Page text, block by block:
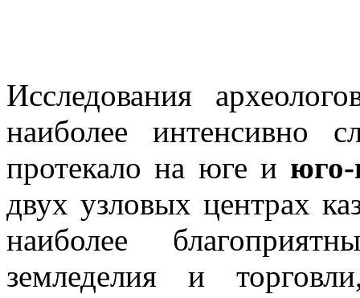
Исследования
наиболее интенсивно
протекало на юге и юго-
двух узловых центрах
наиболее
земледелия и